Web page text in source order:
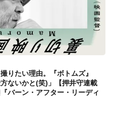
りたい理由。『ボトムズ』
ないかと(笑)」【押井守連載
バーン・アフター・リーディ